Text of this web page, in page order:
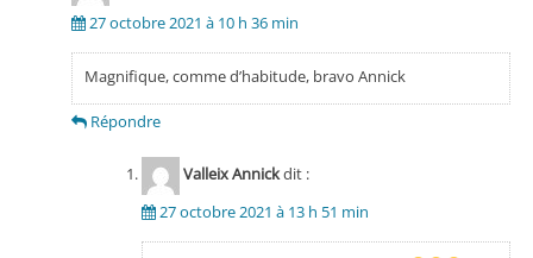
27 octobre 2021 à 10 h 36 min
Magnifique, comme d’habitude, bravo Annick
Répondre
Valleix Annickdit :
27 octobre 2021 à 13 h 51 min